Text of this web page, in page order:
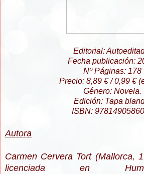
Editorial:
Fecha publicación:
Nº Páginas: 178
Precio: 8,89 € / 0,99 €
Género: Novela.
Edición: Tapa
ISBN:
Autora
Carmen Cervera Tort (Mallorca,
licenciada en